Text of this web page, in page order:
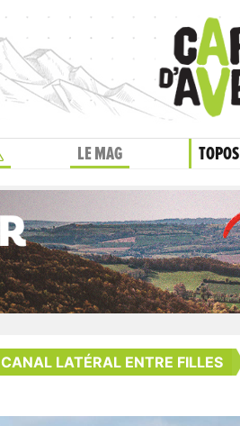
LE MAG TOPOS
CANAL LATÉRAL ENTRE FILLES